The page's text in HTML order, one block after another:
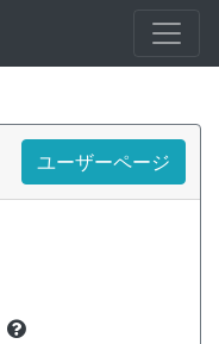
ユーザーページ